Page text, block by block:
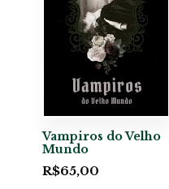
Vampiros do Velho
Mundo
R$65,00